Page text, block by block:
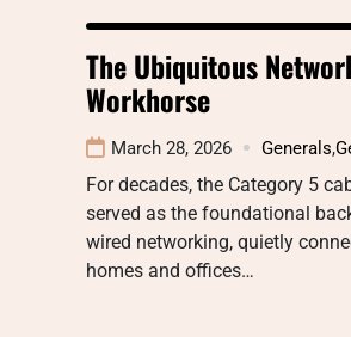
The Ubiquitous
Workhorse
March 28, 2026 Generals,
For decades, the Category 5
served as the foundational
wired networking, quietly
homes and offices…